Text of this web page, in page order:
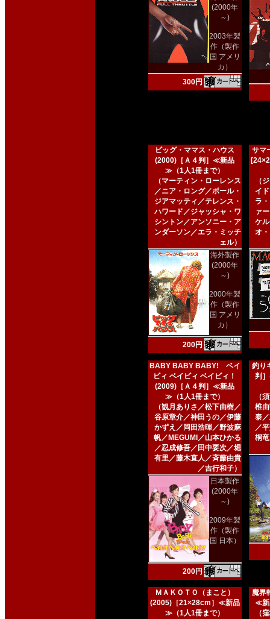
(2000年
～)
2003年製
作（製作
国 アメリ
カ）
300円
ビッグ・ママス・ハウス
(2000)［Ａ４判］≪新品
≫（1人1冊まで）
（マーティン・ローレンス
／ニア・ロング／ポール・
ジアマッティ／テレンス・
ハワード／ジャッシャ・ワ
シントン／アンソニー・ア
ンダーソン／エラ・ミッチ
ェル）
海外製作
(2000年
～)
2000年製
作（製作
国 アメリ
カ）
200円
サマ
（
イ
ラ
ァ
ケ
オ
BABY BABY BABY! ベイ
ビィ ベイビィ ベイビィ！
(2009)［Ａ４判］≪新品
≫（1人1冊まで）
（観月ありさ／松下由樹／
谷原章介／神田うの／伊藤
かずえ／岡田浩暉／野波麻
帆／MEGUMI／山本ひかる
／忍成修吾／田中要次／堀
有里／藤木直人／斉藤由貴
／吉行和子）
日本製作
(2000年
～)
2009年製
作（製作
国 日本）
200円
釣り
判
（
椎
泰
／
桐
ＭＡＫＯＴＯ（まこと）
(2005)［21×28cm］≪新品
≫（1人1冊まで）
魔界
≪新
（